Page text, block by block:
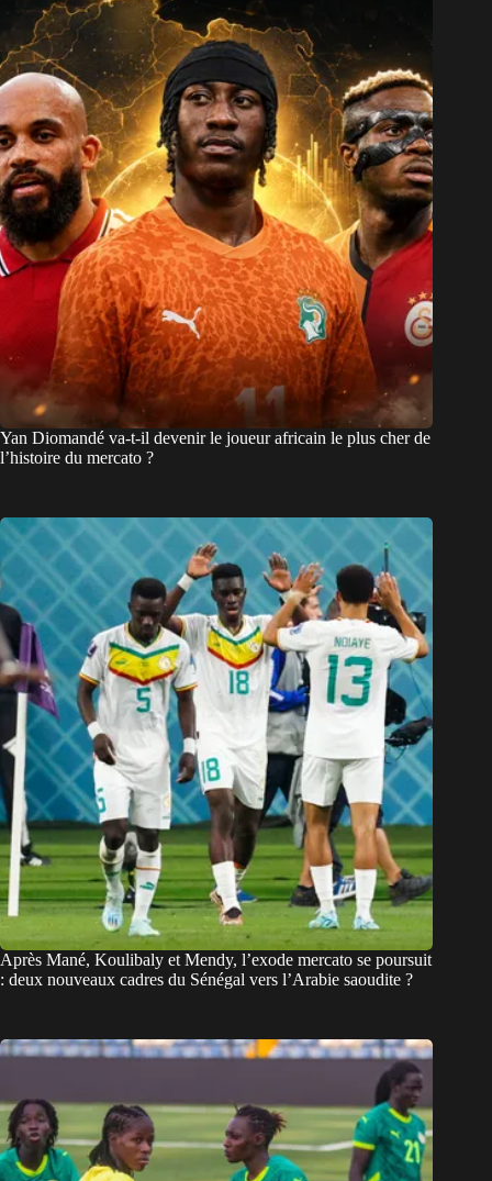
Yan Diomandé va-t-il devenir le joueur africain le plus cher de
l’histoire du mercato ?
Après Mané, Koulibaly et Mendy, l’exode mercato se poursuit
: deux nouveaux cadres du Sénégal vers l’Arabie saoudite ?